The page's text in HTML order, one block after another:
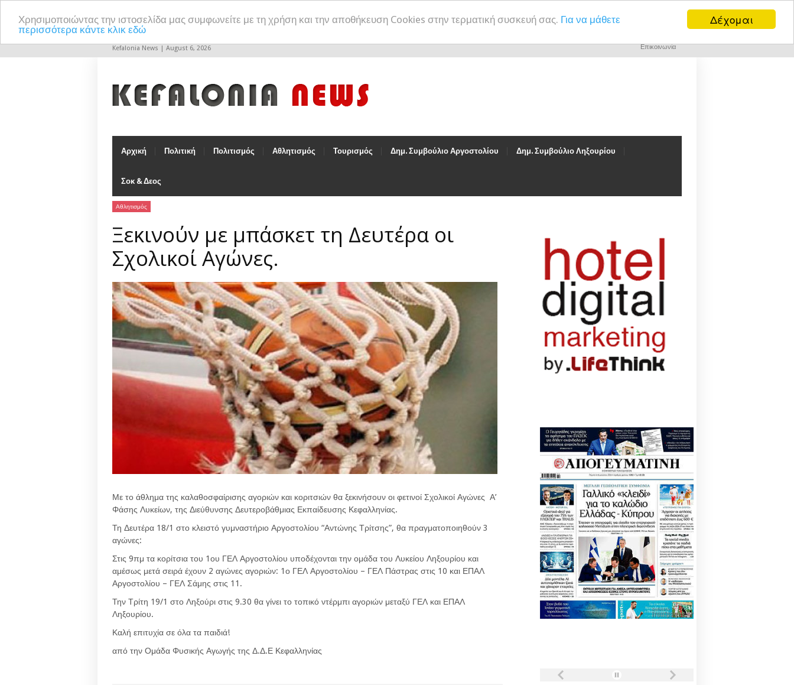
Δέχομαι
Χρησιμοποιώντας την ιστοσελίδα μας συμφωνείτε με τη χρήση και την αποθήκευση Cookies στην τερματική συσκευή σας. Για να μάθετε
περισσότερα κάντε κλικ εδώ
Kefalonia News | August 6, 2026 Επικοινωνία
Αρχική Πολιτική Πολιτισμός Αθλητισμός Τουρισμός Δημ. Συμβούλιο Αργοστολίου Δημ. Συμβούλιο Ληξουρίου
Σοκ & Δεος
Αθλητισμός
Ξεκινούν με μπάσκετ τη Δευτέρα οι
Σχολικοί Αγώνες.
Με το άθλημα της καλαθοσφαίρισης αγοριών και κοριτσιών θα ξεκινήσουν οι φετινοί Σχολικοί Αγώνες Α’
Φάσης Λυκείων, της Διεύθυνσης Δευτεροβάθμιας Εκπαίδευσης Κεφαλληνίας.
Τη Δευτέρα 18/1 στο κλειστό γυμναστήριο Αργοστολίου “Αντώνης Τρίτσης”, θα πραγματοποιηθούν 3
αγώνες:
Στις 9πμ τα κορίτσια του 1ου ΓΕΛ Αργοστολίου υποδέχονται την ομάδα του Λυκείου Ληξουρίου και
αμέσως μετά σειρά έχουν 2 αγώνες αγοριών: 1ο ΓΕΛ Αργοστολίου – ΓΕΛ Πάστρας στις 10 και ΕΠΑΛ
Αργοστολίου – ΓΕΛ Σάμης στις 11.
Την Τρίτη 19/1 στο Ληξούρι στις 9.30 θα γίνει το τοπικό ντέρμπι αγοριών μεταξύ ΓΕΛ και ΕΠΑΛ
Ληξουρίου.
Καλή επιτυχία σε όλα τα παιδιά!
από την Ομάδα Φυσικής Αγωγής της Δ.Δ.Ε Κεφαλληνίας